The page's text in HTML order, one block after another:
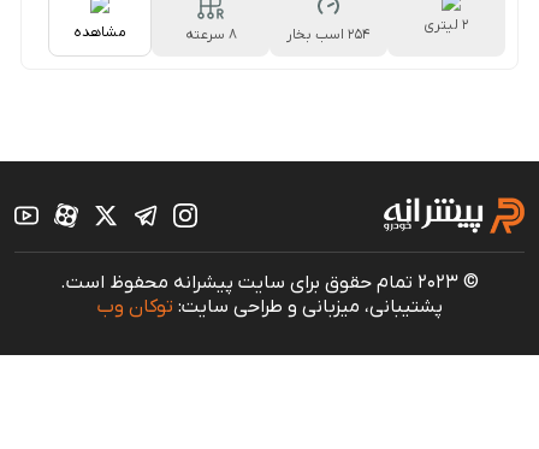
2 لیتری 254 اسب بخار
8 سرعته
مشاهده
© 2023 تمام حقوق برای سایت پیشرانه محفوظ است.
پشتیبانی، میزبانی و طراحی سایت: توکان وب